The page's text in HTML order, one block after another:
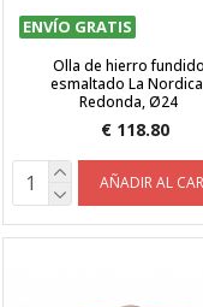
ENVÍO GRATIS
Olla de hierro fundido
esmaltado La
Redonda, Ø24
€ 118.80
AÑADIR AL